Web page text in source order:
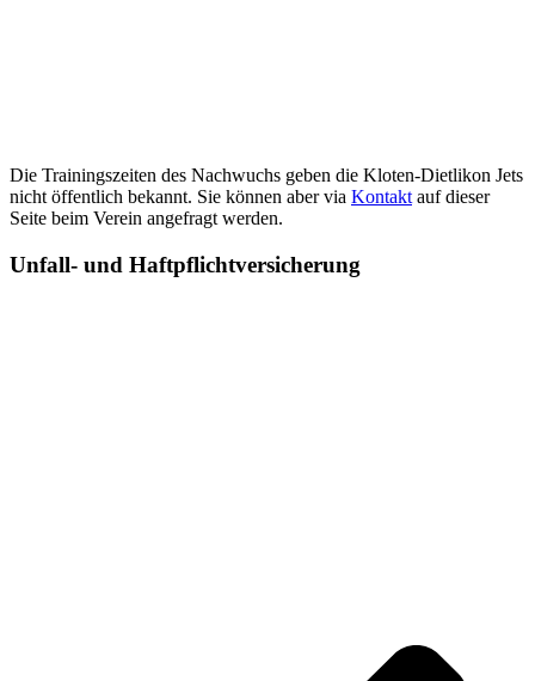
Die Trainingszeiten des Nachwuchs geben die Kloten-Dietlikon Jets
nicht öffentlich bekannt. Sie können aber via Kontakt auf dieser
Seite beim Verein angefragt werden.
Unfall- und Haftpflichtversicherung